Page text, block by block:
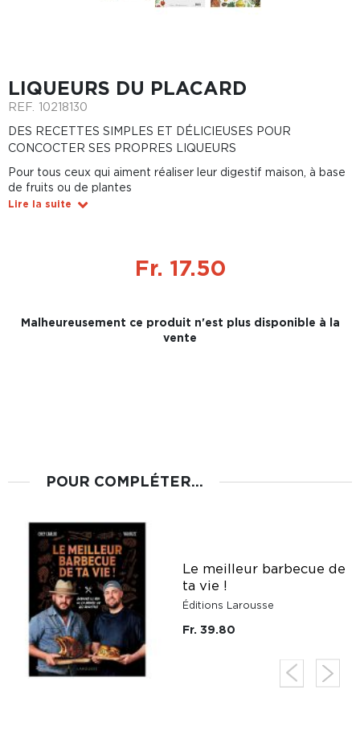
LIQUEURS DU PLACARD
REF. 10218130
DES RECETTES SIMPLES ET DÉLICIEUSES POUR
CONCOCTER SES PROPRES LIQUEURS
Pour tous ceux qui aiment réaliser leur digestif maison, à base
de fruits ou de plantes
Lire la suite
Fr. 17.50
Malheureusement ce produit n'est plus disponible à la
vente
POUR COMPLÉTER...
Le meilleur barbecue de
ta vie !
Éditions Larousse
Fr. 39.80